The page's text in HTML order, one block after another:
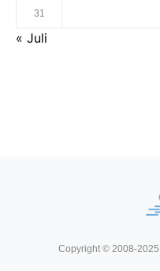
31
« Juli
Copyright © 2008-2025